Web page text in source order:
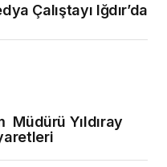
Çalıştayı Iğdır’da
Müdürü Yıldıray